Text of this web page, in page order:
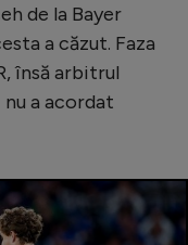
de la Bayer
a căzut. Faza
însă arbitrul
a acordat